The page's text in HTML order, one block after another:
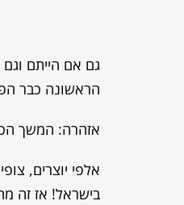
הראשונה כבר
אזהרה: המשך
אלפי יוצרים,
בישראל! אז זה מה